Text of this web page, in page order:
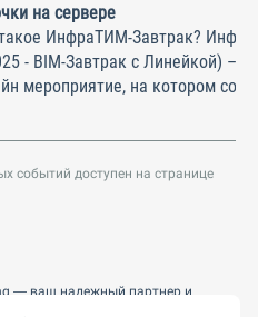
на сервере
ИнфраТИМ-Завтрак?
- BIM-Завтрак с Линейкой) –
мероприятие, на котором
событий доступен на странице
— ваш надежный партнер и